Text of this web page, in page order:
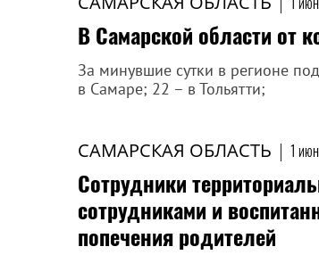
В Самарской области от
За минувшие сутки в регионе
в Самаре; 22 – в Тольятти;
САМАРСКАЯ ОБЛАСТЬ | 1
Сотрудники
сотрудниками и
попечения родителей